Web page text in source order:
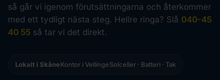
så går vi igenom förutsättningarna och återkommer
med ett tydligt nästa steg. Hellre ringa? Slå 040-45
40 55 så tar vi det direkt.
Lokalt i SkåneKontor i VellingeSolceller · Batteri · Tak